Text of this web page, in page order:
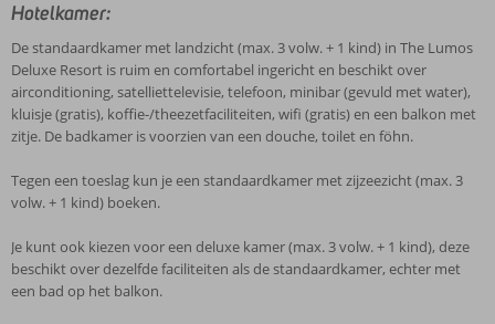
Hotelkamer:
De standaardkamer met landzicht (max. 3 volw. + 1 kind) in The Lumos
Deluxe Resort is ruim en comfortabel ingericht en beschikt over
airconditioning, satelliettelevisie, telefoon, minibar (gevuld met water),
kluisje (gratis), koffie-/theezetfaciliteiten, wifi (gratis) en een balkon met
zitje. De badkamer is voorzien van een douche, toilet en föhn.
Tegen een toeslag kun je een standaardkamer met zijzeezicht (max. 3
volw. + 1 kind) boeken.
Je kunt ook kiezen voor een deluxe kamer (max. 3 volw. + 1 kind), deze
beschikt over dezelfde faciliteiten als de standaardkamer, echter met
een bad op het balkon.